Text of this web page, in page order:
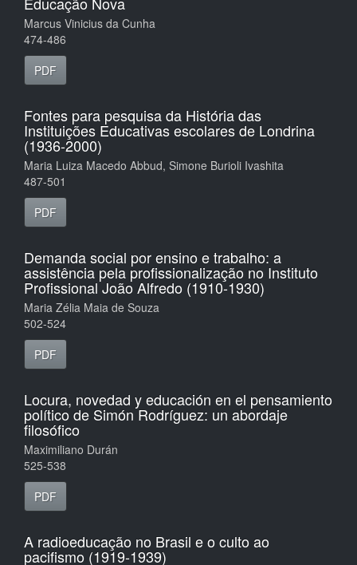
Marcus Vinicius da Cunha
474-486
PDF
Fontes para pesquisa da História das
Instituições Educativas escolares de Londrina
(1936-2000)
Maria Luiza Macedo Abbud, Simone Burioli Ivashita
487-501
PDF
Demanda social por ensino e trabalho: a
assistência pela profissionalização no Instituto
Profissional João Alfredo (1910-1930)
Maria Zélia Maia de Souza
502-524
PDF
Locura, novedad y educación en el pensamiento
político de Simón Rodríguez: un abordaje
filosófico
Maximiliano Durán
525-538
PDF
A radioeducação no Brasil e o culto ao
pacifismo (1919-1939)